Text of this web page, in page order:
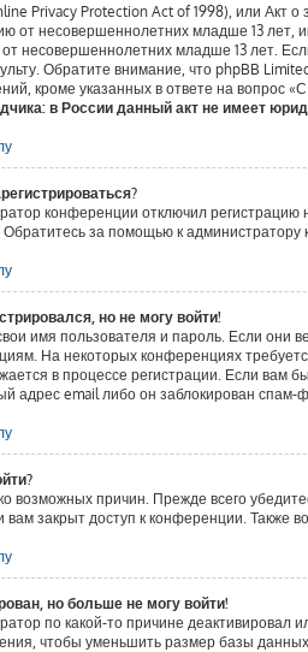
Privacy Protection Act of 1998), или
от несовершеннолетних младше 13 лет,
несовершеннолетних младше 13 лет.
Обратите внимание, что phpBB
кроме указанных в ответе на вопрос
в России данный акт не имеет
конференции отключил
Обратитесь за помощью к
но не могу войти!
имя пользователя и пароль. Если они
На некоторых конференциях
в процессе регистрации. Если вам
адрес email либо он заблокирован
возможных причин. Прежде всего
вам закрыт доступ к конференции. Также
но больше не могу войти!
по какой-то причине деактивировал
чтобы уменьшить размер базы данных.